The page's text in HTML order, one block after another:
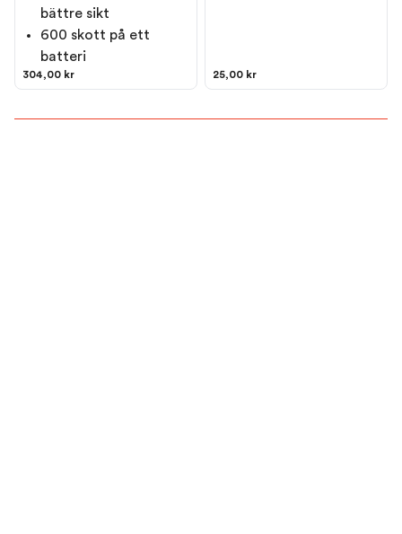
bättre sikt
600 skott på ett
batteri
304,00 kr 25,00 kr